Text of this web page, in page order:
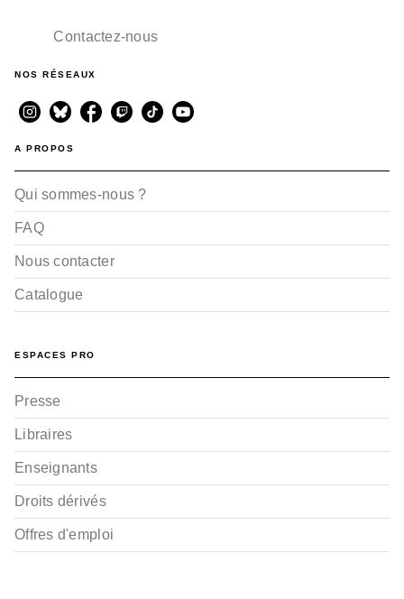
Contactez-nous
NOS RÉSEAUX
A PROPOS
Qui sommes-nous ?
FAQ
Nous contacter
Catalogue
ESPACES PRO
Presse
Libraires
Enseignants
Droits dérivés
Offres d'emploi